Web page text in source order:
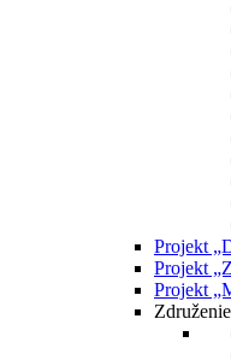
Projekt
Projekt
Projekt